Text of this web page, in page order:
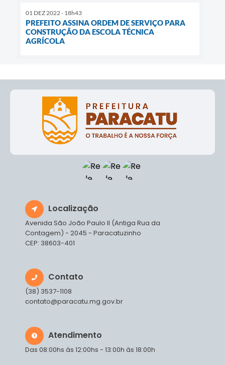
01 DEZ 2022 - 18h43
PREFEITO ASSINA ORDEM DE SERVIÇO PARA
CONSTRUÇÃO DA ESCOLA TÉCNICA
AGRÍCOLA
Localização
Avenida São João Paulo II (Antiga Rua da
Contagem) - 2045 - Paracatuzinho
CEP: 38603-401
Contato
(38) 3537-1108
contato@paracatu.mg.gov.br
Atendimento
Das 08:00hs às 12:00hs - 13:00h às 18:00h